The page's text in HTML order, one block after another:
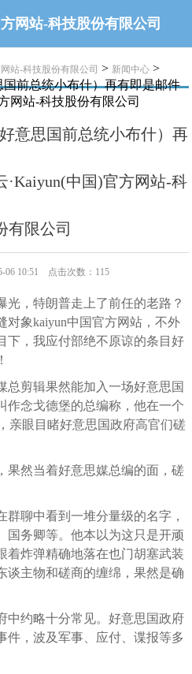
网站-科技股份有限公司
站-科技股份有限公司 > 新闻中心 >
前总统小布什）再有即是邮件
网站-科技股份有限公司
意思国前总统小布什）再
中国)官方网站-科
有限公司
06 10:51 点击次数：115
光，特朗普走上了前任的老路？
对象kaiyun中国官方网站，不外
下，我应付部绝不原谅的条目好
总剪辑果然能加入一场好意思国
作念戈德堡的总编称，他在一个
亲眼目睹好意思国政府高官们磋
果然当着好意思媒总编的面，磋
群聊中看到一堆分量级的名字，
国务卿等。他本以为这只是开顽
着炸弹精确地落在也门胡塞武装
谈主物和磋商的缠绵，果然是确
中约略十分常见。好意思国政府
件，波及军事、应付、谍报等多